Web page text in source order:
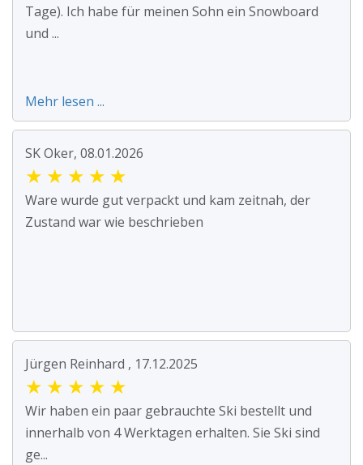
Tage). Ich habe für meinen Sohn ein Snowboard
und ...
Mehr lesen ...
SK Oker, 08.01.2026
★ ★ ★ ★ ★
Ware wurde gut verpackt und kam zeitnah, der
Zustand war wie beschrieben
Jürgen Reinhard , 17.12.2025
★ ★ ★ ★ ★
Wir haben ein paar gebrauchte Ski bestellt und
innerhalb von 4 Werktagen erhalten. Sie Ski sind
ge...